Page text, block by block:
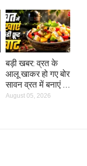
बड़ी खबर: व्रत के
आलू खाकर हो गए बोर
सावन व्रत में बनाएं …
August 05, 2026